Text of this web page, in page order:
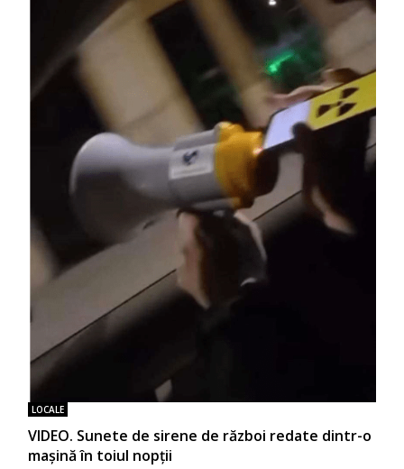
LOCALE
VIDEO. Sunete de sirene de război redate dintr-o
mașină în toiul nopții